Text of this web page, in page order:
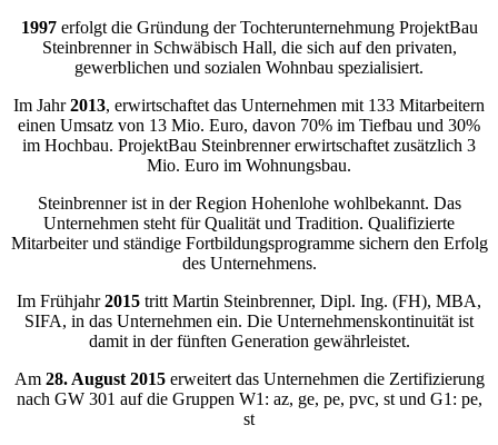
1997erfolgt die Gründung der Tochterunternehmung ProjektBau
Steinbrenner in Schwäbisch Hall, die sich auf den privaten,
gewerblichen und sozialen Wohnbau spezialisiert.
Im Jahr2013, erwirtschaftet das Unternehmen mit 133 Mitarbeitern
einen Umsatz von 13 Mio. Euro, davon 70% im Tiefbau und 30%
im Hochbau. ProjektBau Steinbrenner erwirtschaftet zusätzlich 3
Mio. Euro im Wohnungsbau.
Steinbrenner ist in der Region Hohenlohe wohlbekannt. Das
Unternehmen steht für Qualität und Tradition. Qualifizierte
Mitarbeiter und ständige Fortbildungsprogramme sichern den Erfolg
des Unternehmens.
Im Frühjahr2015 tritt Martin Steinbrenner, Dipl. Ing. (FH), MBA,
SIFA, in das Unternehmen ein. Die Unternehmenskontinuität ist
damit in der fünften Generation gewährleistet.
Am 28. August 2015erweitert das Unternehmen die Zertifizierung
nach GW 301 auf die Gruppen W1: az, ge, pe, pvc, st und G1: pe,
st